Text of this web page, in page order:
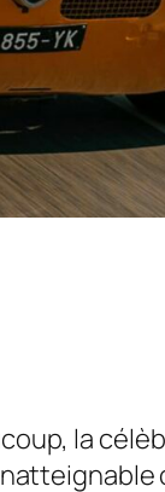
la